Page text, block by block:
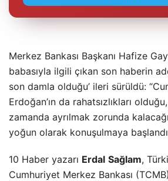
Merkez Bankası Başkanı Hafize
babasıyla ilgili çıkan son haberin
son damla olduğu’ ileri sürüldü:
Erdoğan’ın da rahatsızlıkları
zamanda ayrılmak zorunda
yoğun olarak konuşulmaya
10 Haber yazarı Erdal Sağlam,
Cumhuriyet Merkez Bankası